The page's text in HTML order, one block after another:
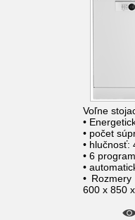
Voľne
•
• počet
• hlučnosť:
• 6
•
•
600 x 850